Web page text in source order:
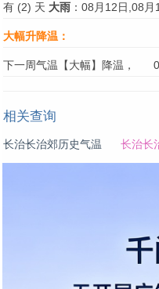
有 (2) 天 大雨 ：08月12日,08月
大幅升降温：
下一周气温【大幅】降温，
相关查询
长治长治郊历史气温 长治长